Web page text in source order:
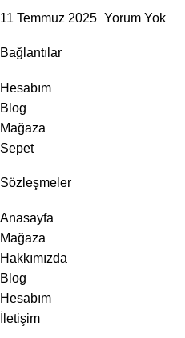
11 Temmuz 2025 Yorum Yok
Bağlantılar
Hesabım
Blog
Mağaza
Sepet
Sözleşmeler
Anasayfa
Mağaza
Hakkımızda
Blog
Hesabım
İletişim